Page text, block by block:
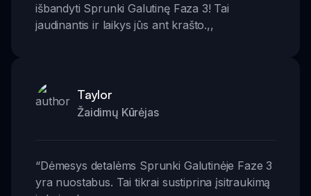
išbandyti Sprunki Galutinę Faza 3! Tai
jaudinantis ir laikys jūs ant krašto.,,
Taylor
Žaidimų Kūrėjas
“Dėmesys detalėms Sprunki Galutinėje Faze 3
yra nuostabus. Tai tikrai sustiprina įsitraukimą